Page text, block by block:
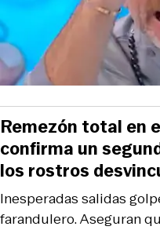
Inesperadas salidas
farandulero. Aseguran
Remezón total en
confirma un
los rostros